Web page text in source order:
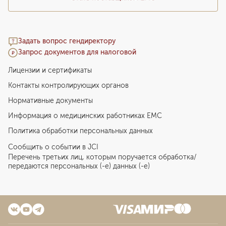
Задать вопрос гендиректору
Запрос документов для налоговой
Лицензии и сертификаты
Контакты контролирующих органов
Нормативные документы
Информация о медицинских работниках EMC
Политика обработки персональных данных
Сообщить о событии в JCI
Перечень третьих лиц, которым поручается обработка/
передаются персональных (-е) данных (-е)